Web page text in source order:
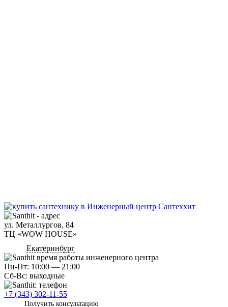
ул. Металлургов, 84
ТЦ «WOW HOUSE»
Екатеринбург
Пн-Пт: 10:00 — 21:00
Сб-Вс: выходные
+7 (343) 302-11-55
Получить консультацию